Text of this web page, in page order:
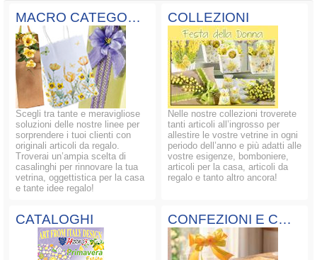
MACRO CATEGORIE
Scegli tra tante e meravigliose
soluzioni delle nostre linee per
sorprendere i tuoi clienti con
originali articoli da regalo.
Troverai un’ampia scelta di
casalinghi per rinnovare la tua
vetrina, oggettistica per la casa
e tante idee regalo!
COLLEZIONI
Nelle nostre collezioni troverete
tanti articoli all’ingrosso per
allestire le vostre vetrine in ogni
periodo dell’anno e più adatti alle
vostre esigenze, bomboniere,
articoli per la casa, articoli da
regalo e tanto altro ancora!
CATALOGHI CONFEZIONI E COMPOSIZIONI